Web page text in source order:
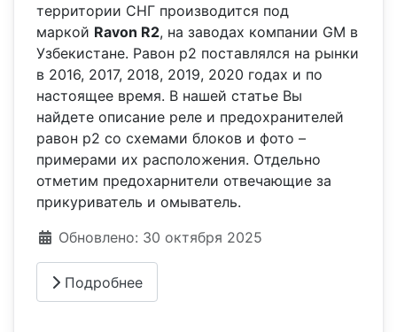
территории СНГ производится под
маркой Ravon R2, на заводах компании GM в
Узбекистане. Равон р2 поставлялся на рынки
в 2016, 2017, 2018, 2019, 2020 годах и по
настоящее время. В нашей статье Вы
найдете описание реле и предохранителей
равон р2 со схемами блоков и фото –
примерами их расположения. Отдельно
отметим предохарнители отвечающие за
прикуриватель и омыватель.
Информация о материале
Обновлено: 30 октября 2025
Подробнее